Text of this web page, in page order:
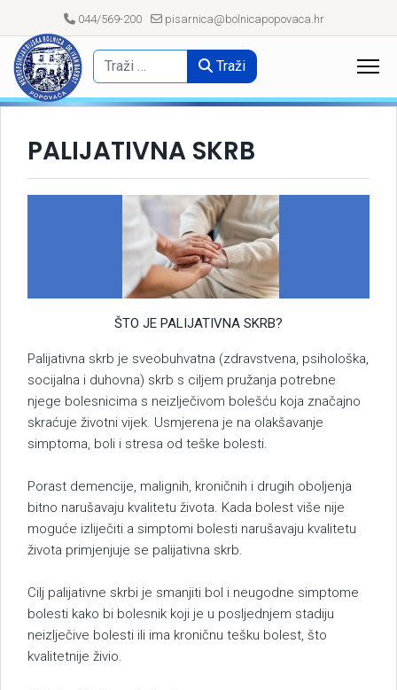
044/569-200 pisarnica@bolnicapopovaca.hr
Traži
PALIJATIVNA SKRB
ŠTO JE PALIJATIVNA SKRB?
Palijativna skrb je sveobuhvatna (zdravstvena, psihološka,
socijalna i duhovna) skrb s ciljem pružanja potrebne
njege bolesnicima s neizlječivom bolešću koja značajno
skraćuje životni vijek. Usmjerena je na olakšavanje
simptoma, boli i stresa od teške bolesti.
Porast demencije, malignih, kroničnih i drugih oboljenja
bitno narušavaju kvalitetu života. Kada bolest više nije
moguće izliječiti a simptomi bolesti narušavaju kvalitetu
života primjenjuje se palijativna skrb.
Cilj palijativne skrbi je smanjiti bol i neugodne simptome
bolesti kako bi bolesnik koji je u posljednjem stadiju
neizlječive bolesti ili ima kroničnu tešku bolest, što
kvalitetnije živio.